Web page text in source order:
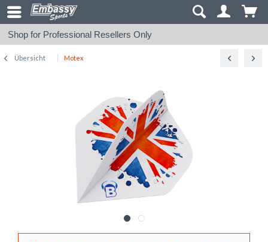
Shop for Professional Resellers Only
Übersicht Motex